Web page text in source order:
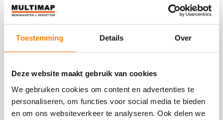
Toestemming Details Over
Deze website maakt gebruik van cookies
We gebruiken cookies om content en advertenties te
personaliseren, om functies voor social media te bieden
en om ons websiteverkeer te analyseren. Ook delen we
Deze producten heb je eerder bekeken
DOOS 300 STUKS